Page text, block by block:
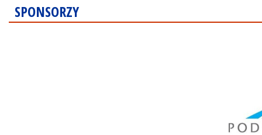
SPONSORZY